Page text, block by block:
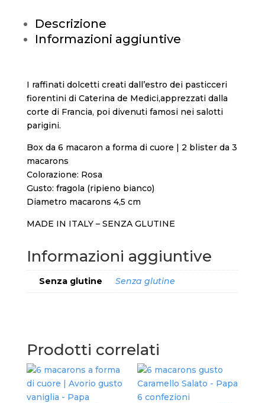
Descrizione
Informazioni aggiuntive
I raffinati dolcetti creati dall’estro dei pasticceri
fiorentini di Caterina de Medici,apprezzati dalla
corte di Francia, poi divenuti famosi nei salotti
parigini.
Box da 6 macaron a forma di cuore | 2 blister da 3
macarons
Colorazione: Rosa
Gusto: fragola (ripieno bianco)
Diametro macarons 4,5 cm
MADE IN ITALY – SENZA GLUTINE
Informazioni aggiuntive
Senza glutine Senza glutine
Prodotti correlati